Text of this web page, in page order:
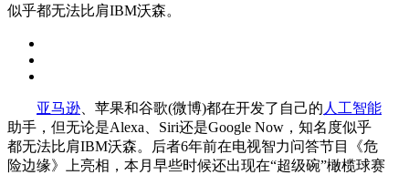
似乎都无法比肩IBM沃森。
亚马逊 、苹果和谷歌(微博)都在开发了自己的 人工智能
助手，但无论是Alexa、Siri还是Google Now，知名度似乎
都无法比肩IBM沃森。后者6年前在电视智力问答节目《危
险边缘》上亮相，本月早些时候还出现在“超级碗”橄榄球赛